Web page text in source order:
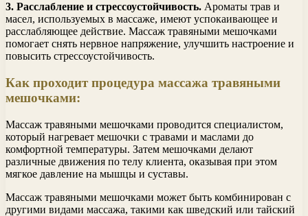
3. Расслабление и стрессоустойчивость. Ароматы трав и
масел, используемых в массаже, имеют успокаивающее и
расслабляющее действие. Массаж травяными мешочками
помогает снять нервное напряжение, улучшить настроение и
повысить стрессоустойчивость.
Как проходит процедура массажа травяными
мешочками:
Массаж травяными мешочками проводится специалистом,
который нагревает мешочки с травами и маслами до
комфортной температуры. Затем мешочками делают
различные движения по телу клиента, оказывая при этом
мягкое давление на мышцы и суставы.
Массаж травяными мешочками может быть комбинирован с
другими видами массажа, такими как шведский или тайский